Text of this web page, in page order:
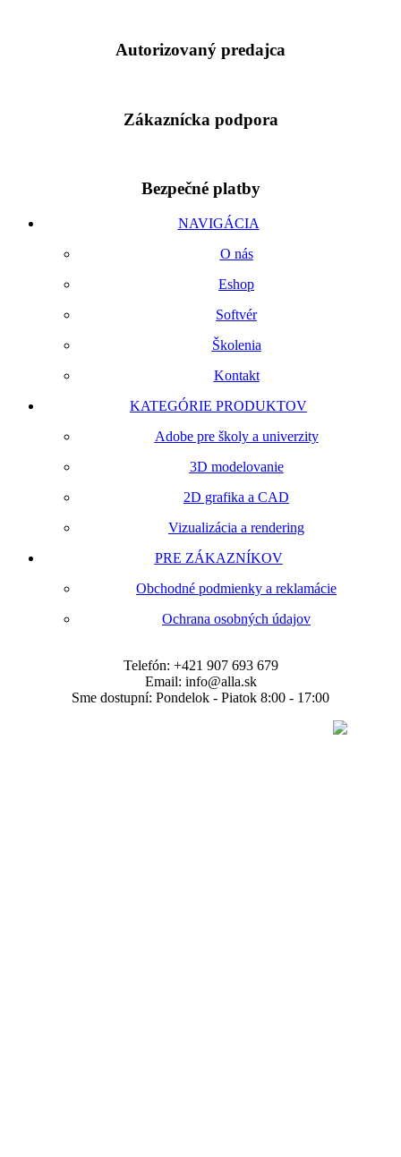
Autorizovaný predajca
Zákaznícka podpora
Bezpečné platby
NAVIGÁCIA
O nás
Eshop
Softvér
Školenia
Kontakt
KATEGÓRIE PRODUKTOV
Adobe pre školy a univerzity
3D modelovanie
2D grafika a CAD
Vizualizácia a rendering
PRE ZÁKAZNÍKOV
Obchodné podmienky a reklamácie
Ochrana osobných údajov
Telefón: +421 907 693 679
Email: info@alla.sk
Sme dostupní: Pondelok - Piatok 8:00 - 17:00